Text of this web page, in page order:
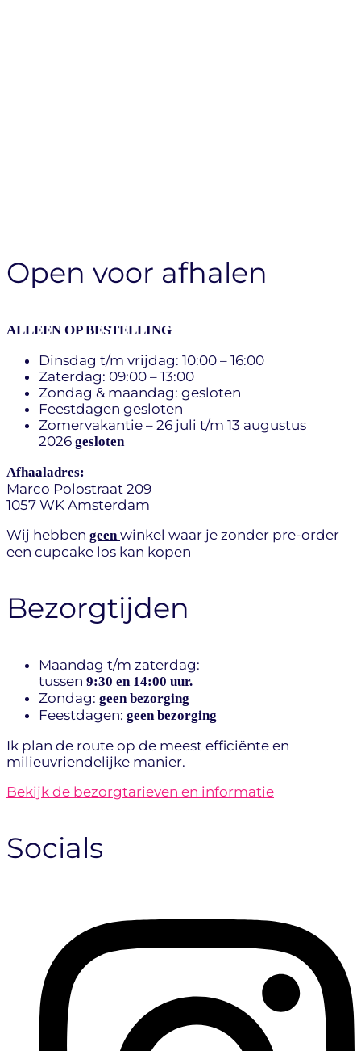
Open voor afhalen
ALLEEN OP BESTELLING
Dinsdag t/m vrijdag: 10:00 – 16:00
Zaterdag: 09:00 – 13:00
Zondag & maandag: gesloten
Feestdagen gesloten
Zomervakantie – 26 juli t/m 13 augustus
2026 gesloten
Afhaaladres:
Marco Polostraat 209
1057 WK Amsterdam
Wij hebben geen winkel waar je zonder pre-order
een cupcake los kan kopen
Bezorgtijden
Maandag t/m zaterdag:
tussen 9:30 en 14:00 uur.
Zondag: geen bezorging
Feestdagen: geen bezorging
Ik plan de route op de meest efficiënte en
milieuvriendelijke manier.
Bekijk de bezorgtarieven en informatie
Socials